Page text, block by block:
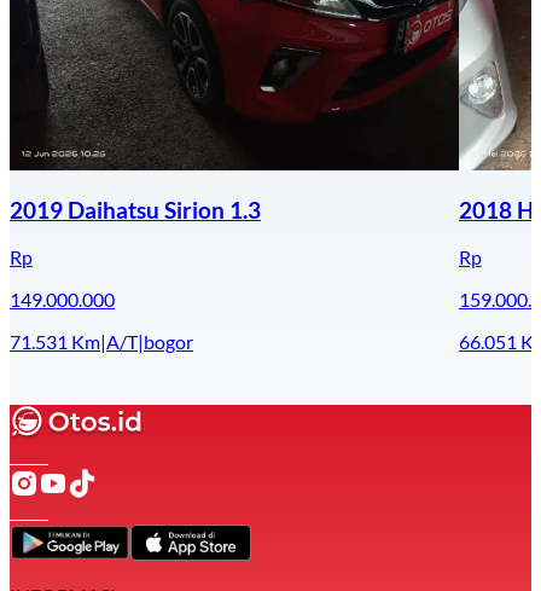
2019 Daihatsu Sirion 1.3
Rp
149.000.000
71.531 Km|A/T|bogor
2018
Rp
66.051